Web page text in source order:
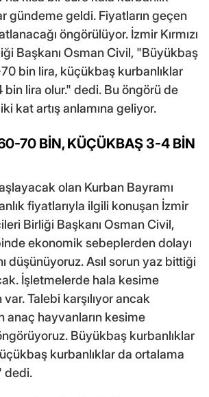
gündeme geldi. Fiyatların geçen
öngörülüyor. İzmir Kırmızı
Başkanı Osman Civil, "Büyükbaş
bin lira, küçükbaş kurbanlıklar
lira olur." dedi. Bu öngörü de
kat artış anlamına geliyor.
70 BİN, KÜÇÜKBAŞ 3-4 BİN
olan Kurban Bayramı
fiyatlarıyla ilgili konuşan İzmir
Birliği Başkanı Osman Civil,
ekonomik sebeplerden dolayı
düşünüyoruz. Asıl sorun yaz bittiği
İşletmelerde hala kesime
Talebi karşılıyor ancak
anaç hayvanların kesime
Büyükbaş kurbanlıklar
kurbanlıklar da ortalama
dedi.